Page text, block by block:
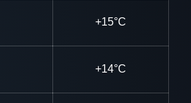
+15°C
+14°C